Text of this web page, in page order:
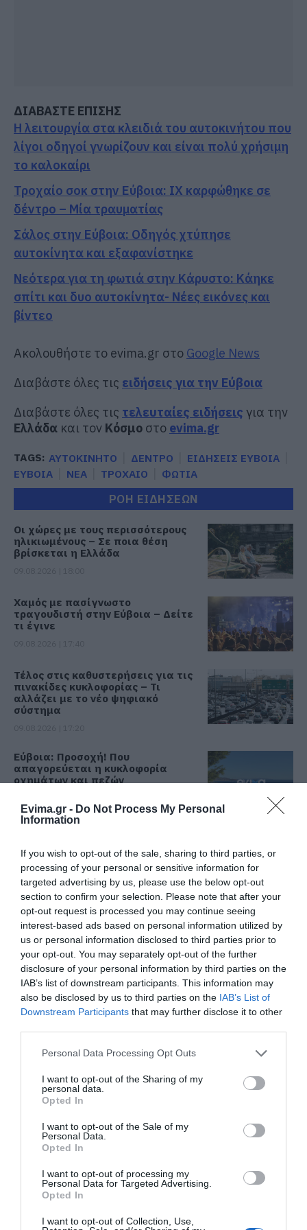
Evima.gr - Do Not Process My Personal
Information
If you wish to opt-out of the sale, sharing to third parties, or
processing of your personal or sensitive information for
targeted advertising by us, please use the below opt-out
section to confirm your selection. Please note that after your
opt-out request is processed you may continue seeing
interest-based ads based on personal information utilized by
us or personal information disclosed to third parties prior to
your opt-out. You may separately opt-out of the further
disclosure of your personal information by third parties on the
IAB’s list of downstream participants. This information may
also be disclosed by us to third parties on the IAB’s List of
Downstream Participants that may further disclose it to other
Please note that this website/app uses one or more Google
not limited to your visit or usage behaviour. You may click to
grant or deny consent to Google and its third-party tags to
use your data for below specified purposes in below Google
consent section.
Personal Data Processing Opt Outs
I want to opt-out of the Sharing of my
personal data.
Opted In
I want to opt-out of the Sale of my
Personal Data.
Opted In
I want to opt-out of processing my
Personal Data for Targeted Advertising.
Opted In
I want to opt-out of Collection, Use,
ΔΙΑΒΑΣΤΕ ΕΠΙΣΗΣ
Η λειτουργία στα κλειδιά του αυτοκινήτου που
λίγοι οδηγοί γνωρίζουν και είναι πολύ χρήσιμη
το καλοκαίρι
Τροχαίο σοκ στην Εύβοια: ΙΧ καρφώθηκε σε
δέντρο – Μία τραυματίας
Σάλος στην Εύβοια: Οδηγός χτύπησε
αυτοκίνητα και εξαφανίστηκε
Νεότερα για τη φωτιά στην Κάρυστο: Κάηκε
σπίτι και δυο αυτοκίνητα- Νέες εικόνες και
βίντεο
Ακολουθήστε το evima.gr στο Google News
Διαβάστε όλες τις ειδήσεις για την Εύβοια
Διαβάστε όλες τις τελευταίες ειδήσεις για την
Ελλάδα και τον Κόσμο στο evima.gr
TAGS: ΑΥΤΟΚΙΝΗΤΟ ΔΕΝΤΡΟ
ΕΙΔΗΣΕΙΣ ΕΥΒΟΙΑ
ΕΥΒΟΙΑ
ΝΕΑ ΤΡΟΧΑΙΟ ΦΩΤΙΑ
ΡΟΗ ΕΙΔΗΣΕΩΝ
Οι χώρες με τους περισσότερους
ηλικιωμένους – Σε ποια θέση
βρίσκεται η Ελλάδα
Χαμός με πασίγνωστο
τραγουδιστή στην Εύβοια – Δείτε
τι έγινε
Τέλος στις καθυστερήσεις για τις
πινακίδες κυκλοφορίας – Τι
αλλάζει με το νέο ψηφιακό
σύστημα
Εύβοια: Προσοχή! Που
απαγορεύεται η κυκλοφορία
οχημάτων και πεζών
για τους εργαζόμενους
09.08.2026 | 16:40
Χάος στην Εύβοια: Ουρά
χιλιομέτρων μέσα στον Αύγουστο
– «Κινδυνεύουμε να χάσουμε το
πλοίο!»
09.08.2026 | 16:20
Παραλία «διαμάντι»: Θυμίζει
Κουφονήσια και απέχει μόλις 1,5
ώρα από την Αθήνα
Νέα τραγωδία σε παραλία της
09.08.2026 | 15:40
Market Pass: Νέος κύκλος από το
φθινόπωρο του 2026 – Πότε
αναμένονται οι πληρωμές
09.08.2026 | 15:20
Εύβοια: Έργα οδοποιίας 2,4 εκατ.
Όλες οι τελευταίες ειδήσεις
ΠΕΡΙΣΣΟΤΕΡΑ ΑΠΟ ΕΙΔΗΣΕΙΣ ΕΥΒΟΙΑ
Χαμός με πασίγνωστο
τραγουδιστή στην
Εύβοια – Δείτε τι έγινε
κυκλοφορία οχημάτων
και πεζών